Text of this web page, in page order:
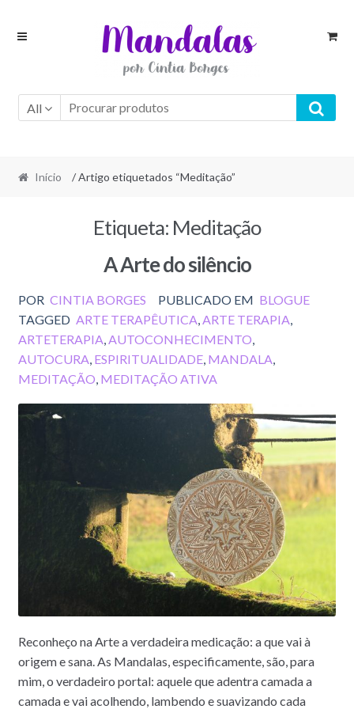
Skip
Skip
All
Início / Artigo etiquetados “Meditação”
Etiqueta: Meditação
A Arte do silêncio
POR CINTIA BORGES PUBLICADO EM BLOGUE
TAGGED ARTE TERAPÊUTICA ARTE TERAPIA
ARTETERAPIA AUTOCONHECIMENTO
AUTOCURA ESPIRITUALIDADE, MANDALA
MEDITAÇÃO MEDITAÇÃO ATIVA
Reconheço na Arte a verdadeira medicação: a que vai à
origem e sana. As Mandalas, especificamente, são, para
mim, o verdadeiro portal: aquele que adentra camada a
camada e vai acolhendo, lambendo e suavizando cada